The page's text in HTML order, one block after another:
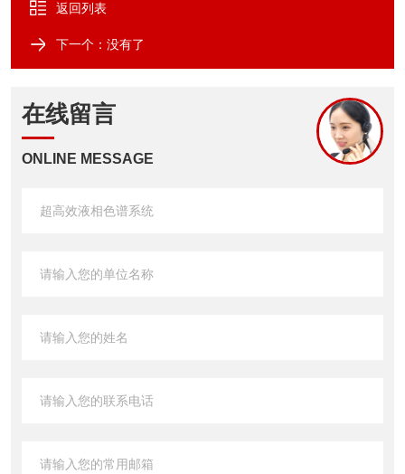
返回列表
下一个：没有了
在线留言
ONLINE MESSAGE